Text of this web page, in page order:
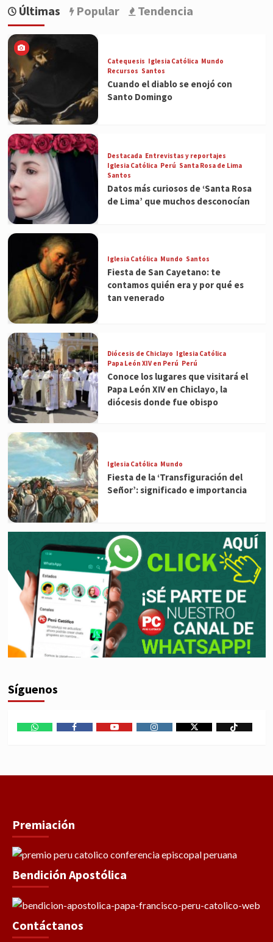
Últimas Popular Tendencia
Catequesis Iglesia Católica Mundo
Recursos Santos
Cuando el diablo se enojó con
Santo Domingo
Destacada Entrevistas y reportajes
Iglesia Católica Perú Santa Rosa de Lima
Santos
Datos más curiosos de ‘Santa Rosa
de Lima’ que muchos desconocían
Iglesia Católica Mundo Santos
Fiesta de San Cayetano: te
contamos quién era y por qué es
tan venerado
Diócesis de Chiclayo Iglesia Católica
Papa León XIV en Perú Perú
Conoce los lugares que visitará el
Papa León XIV en Chiclayo, la
diócesis donde fue obispo
Iglesia Católica Mundo
Fiesta de la ‘Transfiguración del
Señor’: significado e importancia
Síguenos
Premiación
Bendición Apostólica
Contáctanos